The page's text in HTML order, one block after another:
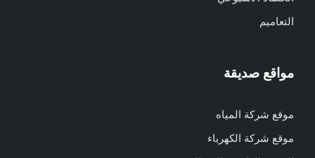
التعاميم
مواقع صديقة
موقع شركة المياه
موقع شركة الكهرباء